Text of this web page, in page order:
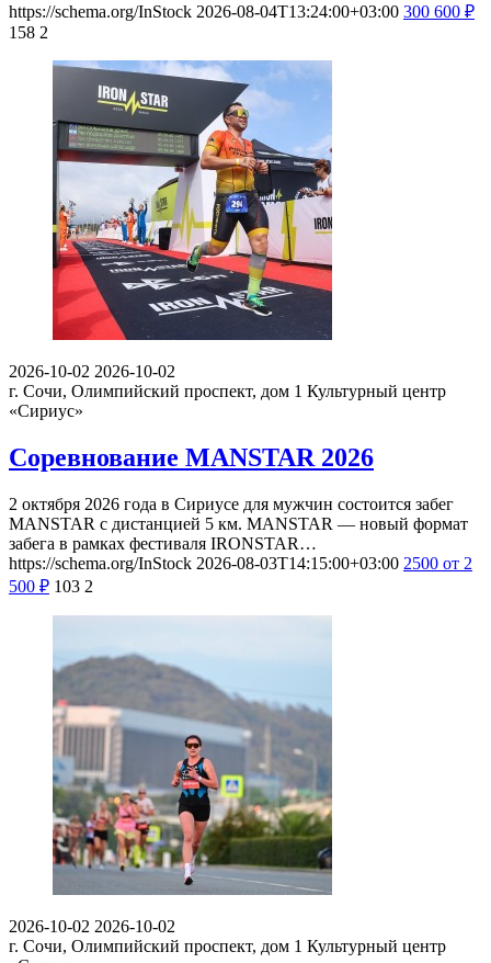
https://schema.org/InStock 2026-08-04T13:24:00+03:00 300 600 ₽
158 2
2026-10-02 2026-10-02
г. Сочи, Олимпийский проспект, дом 1 Культурный центр
«Сириус»
Соревнование MANSTAR 2026
2 октября 2026 года в Сириусе для мужчин состоится забег
MANSTAR с дистанцией 5 км. MANSTAR — новый формат
забега в рамках фестиваля IRONSTAR…
https://schema.org/InStock 2026-08-03T14:15:00+03:00 2500 от 2
500 ₽ 103 2
2026-10-02 2026-10-02
г. Сочи, Олимпийский проспект, дом 1 Культурный центр